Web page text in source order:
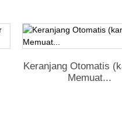
Keranjang Otomatis
Memuat...